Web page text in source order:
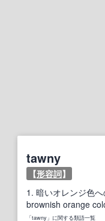
tawny
【形容詞】
1. 暗いオレンジ色
brownish orange
「tawny」に関する類語一覧